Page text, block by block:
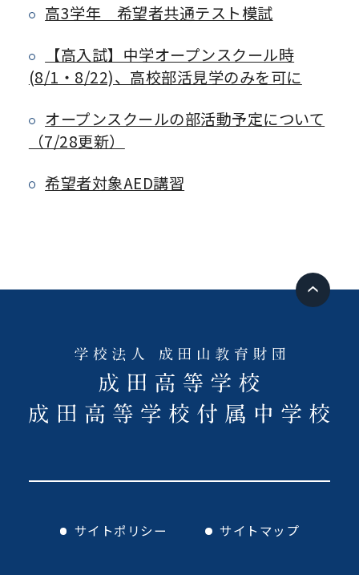
高3学年 希望者共通テスト模試
【高入試】中学オープンスクール時
(8/1・8/22)、高校部活見学のみを可に
オープンスクールの部活動予定について
（7/28更新）
希望者対象AED講習
サイトポリシー サイトマップ